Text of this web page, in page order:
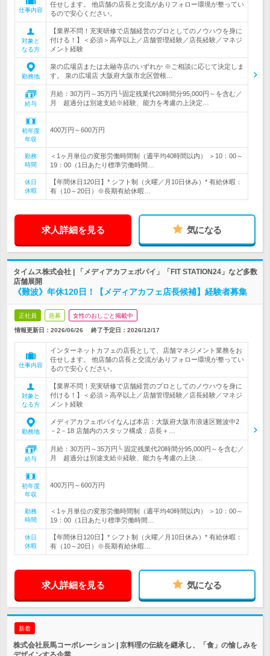
仕事内容
任せします。 他店舗の店長と交流がありフォロー環境が整ってい
るので安心ください。
対象と
なる方
【業界不問！充実研修で店舗経営のプロとしてのノウハウを身に
付ける！】＜必須＞高卒以上／店舗管理経験／店長経験／マネジ
メント経験
勤務地
泉の広場店または太融寺店のいずれか ※ご相談に応じて決定しま
す。 泉の広場店 大阪府大阪市北区曽根…
給与
月給：30万円～35万円└固定残業代20時間分95,000円～を含む／
月 超過分は別途支給※経験、能力を考慮の上決定…
初年度
年収
400万円～600万円
勤務
時間
＜1ヶ月単位の変形労働時間制（週平均40時間以内） ＞10：00～
19：00（1日あたり標準労働時間…
休日
休暇
【年間休日120日】* シフト制（火曜／月10日休み）* 有給休暇：
有（10～20日）※長期有給休暇…
求人詳細を見る 気になる
タイムス株式会社 | 「メディアカフェポパイ」「FIT STATION24」など多数
店舗展開
《難波》年休120日！【メディアカフェ店長候補】経験者募集
正社員 急募 女性のおしごと掲載中
情報更新日：2026/06/26 終了予定日： 2026/12/17
仕事内容
インターネットカフェの店長として、店舗マネジメント業務をお
任せします。 他店舗の店長と交流がありフォロー環境が整ってい
るので安心ください。
対象と
なる方
【業界不問！充実研修で店舗経営のプロとしてのノウハウを身に
付ける！】＜必須＞高卒以上／店舗管理経験／店長経験／マネジ
メント経験
勤務地
メディアカフェポパイなんば本店：大阪府大阪市浪速区難波中2
－2－18 店舗内のスタッフ構成：店長＋…
給与
月給：30万円～35万円└ 固定残業代20時間分95,000円～を含む／
月 超過分は別途支給※経験、能力を考慮の上決…
初年度
年収
400万円～600万円
勤務
時間
＜1ヶ月単位の変形労働時間制（週平均40時間以内） ＞10：00～
19：00（1日あたり標準労働時間…
休日
休暇
【年間休日120日】* シフト制（火曜／月10日休み）* 有給休暇：
有（10～20日）※長期有給休暇…
求人詳細を見る 気になる
新着
株式会社辰馬コーポレーション | 京料理の伝統を継承し、「食」の愉しみを